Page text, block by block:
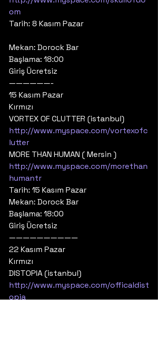
om
Tarih: 8 Kasım Pazar
Mekan: Dorock Bar
Başlama: 18:00
Giriş Ücretsiz
——————-
15 Kasım Pazar
Kırmızı
VORTEX OF CLUTTER (istanbul)
http://www.myspace.com/vortexofc
lutter
MORE THAN HUMAN ( Mersin )
http://www.myspace.com/morethan
humantr
Tarih: 15 Kasım Pazar
Mekan: Dorock Bar
Başlama: 18:00
Giriş Ücretsiz
——————————
22 Kasım Pazar
Kırmızı
DISTOPIA (istanbul)
http://www.myspace.com/officaldist
opia